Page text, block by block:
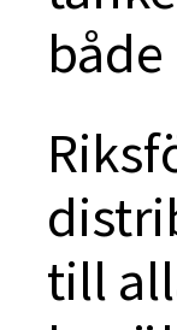
till